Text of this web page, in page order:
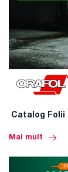
Catalog
Mai mult